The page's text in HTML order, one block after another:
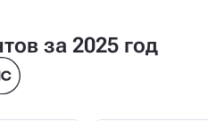
за 2025 год